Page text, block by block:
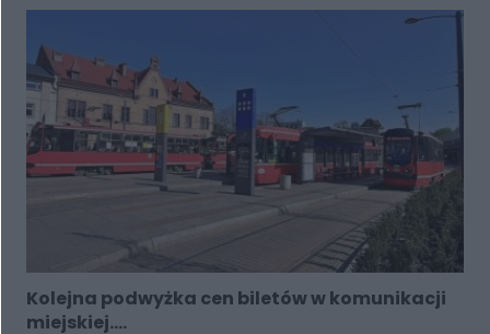
Kolejna podwyżka cen biletów w komunikacji
miejskiej....